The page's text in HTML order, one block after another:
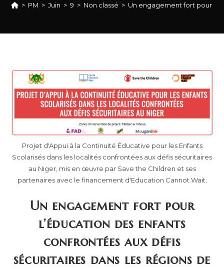
> PM > Juin > 9 > Non classé > Un engagement fort pour
Projet d'Appui à la Continuité Éducative pour les Enfants
Scolarisés dans les localités confrontées aux défis sécuritaires
au Niger, mis en œuvre par Save the Children et ses
partenaires avec le financement d'Education Cannot Wait.
Un engagement fort pour
l’éducation des enfants
confrontées aux défis
sécuritaires dans les régions de